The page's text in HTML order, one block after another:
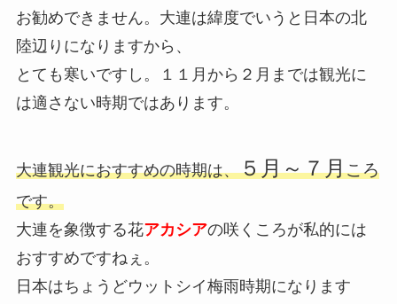
お勧めできません。大連は緯度でいうと日本の北
陸辺りになりますから、
とても寒いですし。
１１月から２月までは観光に
は適さない時期ではあります。
大連観光におすすめの時期は、５月～７月ころ
です。
大連を象徴する花アカシアの咲くころが私的には
おすすめですねぇ。
日本はちょうどウットシイ梅雨時期になります